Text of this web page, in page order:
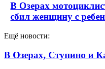
В Озерах
сбил женщину с
Ещё новости:
В Озерах, Ступино и